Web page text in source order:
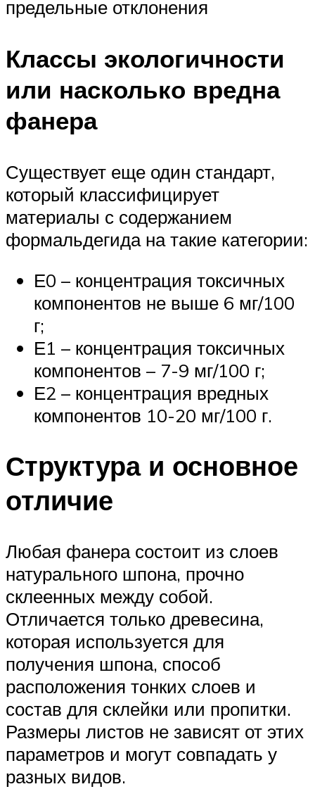
предельные отклонения
Классы экологичности
или насколько вредна
фанера
Существует еще один стандарт,
который классифицирует
материалы с содержанием
формальдегида на такие категории:
Е0 – концентрация токсичных
компонентов не выше 6 мг/100
г;
Е1 – концентрация токсичных
компонентов – 7-9 мг/100 г;
Е2 – концентрация вредных
компонентов 10-20 мг/100 г.
Структура и основное
отличие
Любая фанера состоит из слоев
натурального шпона, прочно
склеенных между собой.
Отличается только древесина,
которая используется для
получения шпона, способ
расположения тонких слоев и
состав для склейки или пропитки.
Размеры листов не зависят от этих
параметров и могут совпадать у
разных видов.